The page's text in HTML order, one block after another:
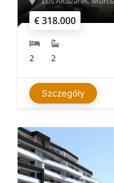
€ 318.000
2 2
Szczegóły